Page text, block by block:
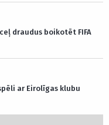
draudus boikotēt FIFA
ar Eirolīgas klubu